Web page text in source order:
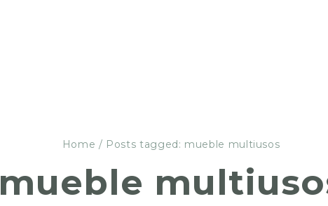
Home / Posts tagged: mueble multiusos
mueble